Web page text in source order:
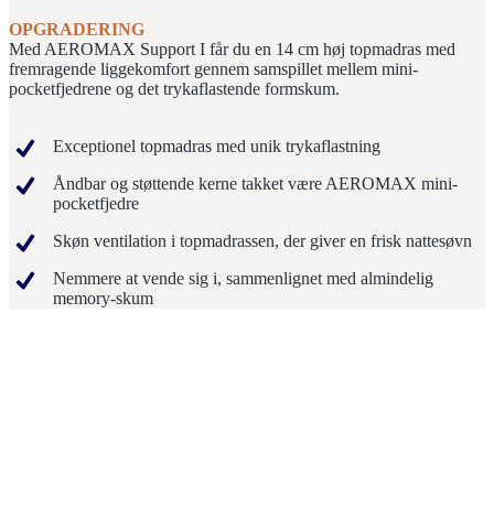
OPGRADERING
Med AEROMAX Support I får du en 14 cm høj topmadras med
fremragende liggekomfort gennem samspillet mellem mini-
pocketfjedrene og det trykaflastende formskum.
Exceptionel topmadras med unik trykaflastning
Åndbar og støttende kerne takket være AEROMAX mini-
pocketfjedre
Skøn ventilation i topmadrassen, der giver en frisk nattesøvn
Nemmere at vende sig i, sammenlignet med almindelig
memory-skum